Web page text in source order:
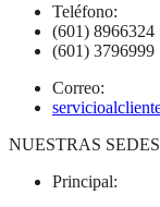
Teléfono:
(601) 8966324
(601) 3796999
Correo:
NUESTRAS SEDES
Principal: